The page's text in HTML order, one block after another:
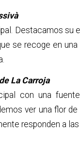
Destacamos su
se recoge en
La Carroja
con una
ver una flor
responden a